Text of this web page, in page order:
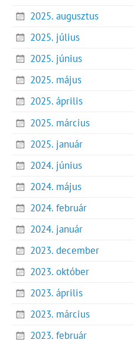
2025. augusztus
2025. július
2025. június
2025. május
2025. április
2025. március
2025. január
2024. június
2024. május
2024. február
2024. január
2023. december
2023. október
2023. április
2023. március
2023. február